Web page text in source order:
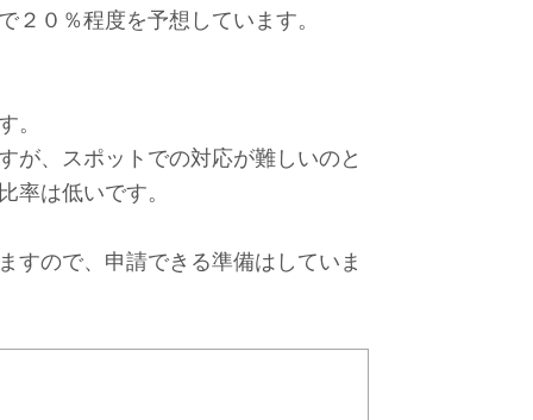
０％程度を予想しています。
。
が、スポットでの対応が難しいのと
率は低いです。
すので、申請できる準備はしていま